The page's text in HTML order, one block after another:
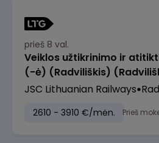
prieš 8 val.
Veiklos užtikrinimo ir
(-ė) (Radviliškis)
JSC Lithuanian Railways
2610 - 3910 €/mėn. Prieš